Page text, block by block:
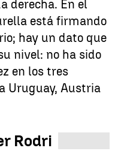
derecha. En el
está firmando
hay un dato que
nivel: no ha sido
en los tres
Uruguay, Austria
Rodri